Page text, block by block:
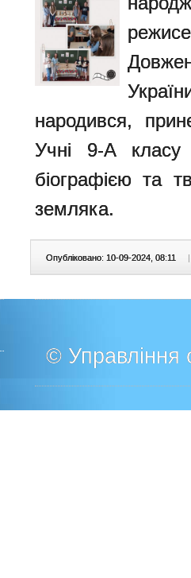
народився,
Учні 9-А
біографією та
земляка.
Опубліковано: 10-09-2024, 08:11 |
© Управління